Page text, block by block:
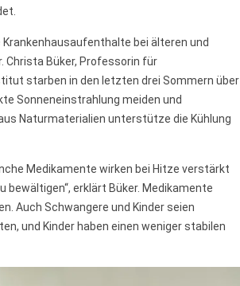
bei älteren und
Christa Büker, Professorin für
starben in den letzten drei Sommern über
Sonneneinstrahlung meiden und
Naturmaterialien unterstütze die Kühlung
Medikamente wirken bei Hitze verstärkt
bewältigen“, erklärt Büker. Medikamente
Auch Schwangere und Kinder seien
und Kinder haben einen weniger stabilen